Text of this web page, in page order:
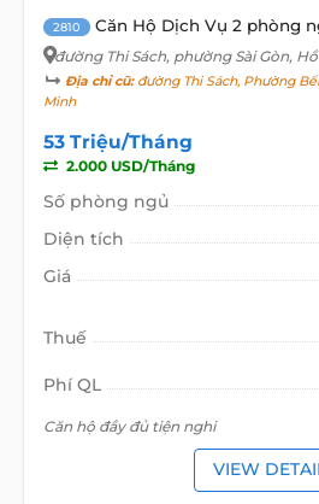
2810 Căn Hộ Dịch Vụ 2 phòng
đường Thi Sách, phường Sài Gòn,
Địa chỉ cũ:đường Thi Sách, Phường
Minh
53 Triệu/Tháng
2.000 USD/Tháng
Số phòng ngủ
Diện tích
Giá
Thuế
Phí QL
Căn hộ đầy đủ tiện nghi
VIEW